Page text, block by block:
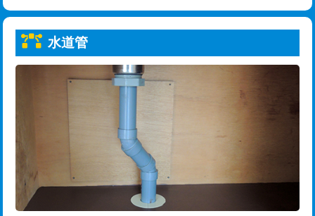
給水管工事※（ライニング鋼管・銅
管・ポリ管・HT管使用/3ｍまで)
給水管工事※（ライニング鋼管・銅
管・ポリ管・HT管使用/3ｍ超え)
排水管工事（土の掘削・埋め戻し作
11,000円~
排水管工事（排水管工事/3ｍまで） 55,000円
排水管工事（追加 排水管工事/3ｍ超
トーラー機使用/3mまで
追加トーラー機使用/3m超え
33,000円
8,800円
止水・漏水調査・防水処理・清掃・修
理・調整・分解・加工など（軽作業）
11,000円
止水・漏水調査・防水処理・清掃・修
水道管